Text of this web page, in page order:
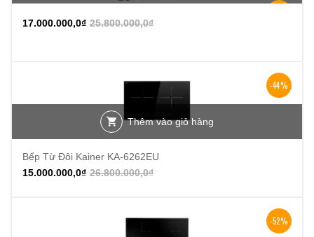
25.800.000,0₫
17.000.000,0₫
-44%
Thêm vào giỏ hàng
Bếp Từ Đôi Kainer KA-6262EU
26.800.000,0₫
15.000.000,0₫
-52%